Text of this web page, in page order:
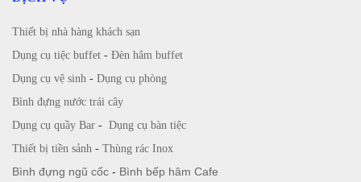
Thiết bị nhà hàng khách sạn
Dụng cụ tiệc buffet - Đèn hâm buffet
Dụng cụ vệ sinh - Dụng cụ phòng
Bình đựng nước trái cây
Dụng cụ quầy Bar - Dụng cụ bàn tiệc
Thiết bị tiền sảnh - Thùng rác Inox
Bình đựng ngũ cốc - Bình bếp hâm Cafe